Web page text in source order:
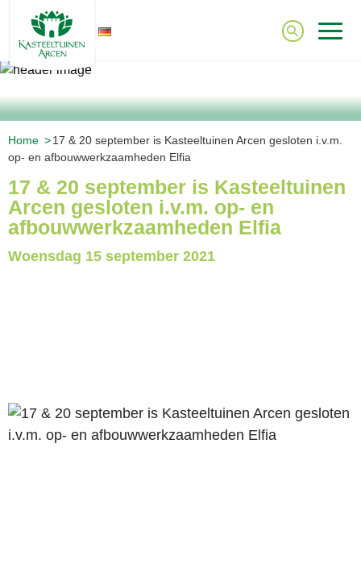
Home
17 & 20 september is Kasteeltuinen Arcen gesloten i.v.m.
op- en afbouwwerkzaamheden Elfia
17 & 20 september is Kasteeltuinen
Arcen gesloten i.v.m. op- en
afbouwwerkzaamheden Elfia
Woensdag 15 september 2021